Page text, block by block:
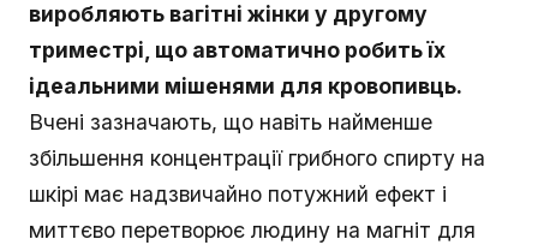
виробляють вагітні жінки у другому
триместрі, що автоматично робить їх
ідеальними мішенями для кровопивць.
Вчені зазначають, що навіть найменше
збільшення концентрації грибного спирту на
шкірі має надзвичайно потужний ефект і
миттєво перетворює людину на магніт для